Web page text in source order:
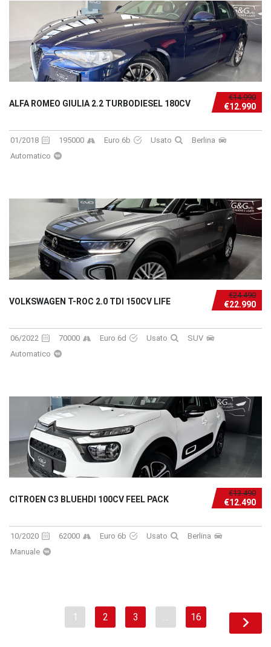
€14.990
€12.990
ALFA ROMEO GIULIA 2.2 TURBODIESEL 180CV
01/2018 195000 Euro 6b Usato
Berlina
Automatico
€24.490
€22.990
VOLKSWAGEN T-ROC 2.0 TDI 150CV LIFE
06/2022 70000 Euro 6d Usato
SUV
Automatico
€13.490
€12.490
CITROEN C3 BLUEHDI 100CV FEEL PACK
10/2020 62000 Euro 6b Usato
Berlina
Manuale
1 2 3 … 16